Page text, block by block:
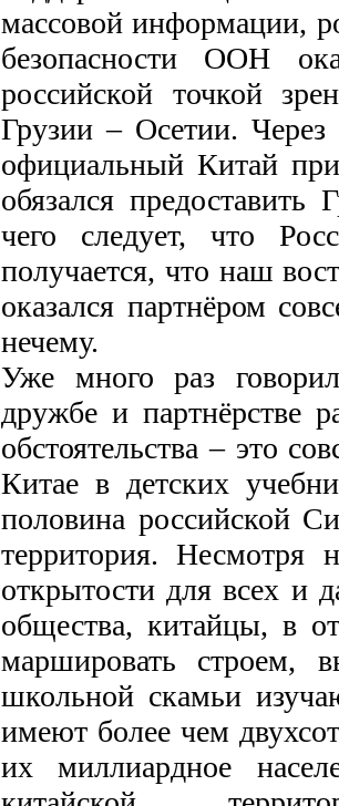
массовой информации,
безопасности ООН
российской точкой
Грузии – Осетии. Через
официальный Китай
обязался
чего следует, что
получается, что наш
оказался партнёром
нечему.
Уже много раз
дружбе и партнёрстве
обстоятельства – это
Китае в детских
половина российской
территория. Несмотря
открытости для всех и
общества, китайцы, в
маршировать строем,
школьной скамьи
имеют более чем
их миллиардное